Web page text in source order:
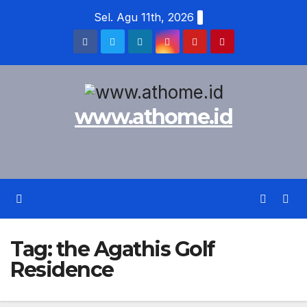
Sel. Agu 11th, 2026
www.athome.id
Tag:the Agathis Golf
Residence